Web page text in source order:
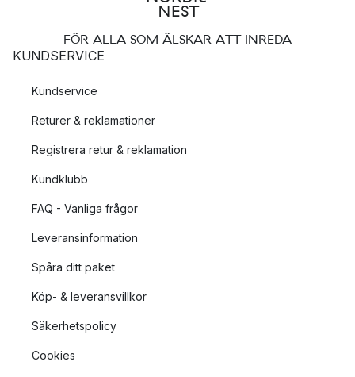
FÖR ALLA SOM ÄLSKAR ATT INREDA
KUNDSERVICE
Kundservice
Returer & reklamationer
Registrera retur & reklamation
Kundklubb
FAQ - Vanliga frågor
Leveransinformation
Spåra ditt paket
Köp- & leveransvillkor
Säkerhetspolicy
Cookies